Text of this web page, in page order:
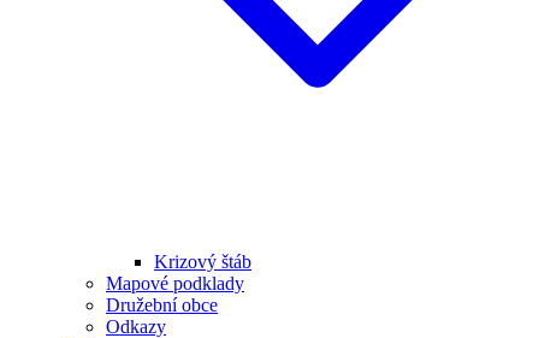
Krizový štáb
Mapové podklady
Družební obce
Odkazy